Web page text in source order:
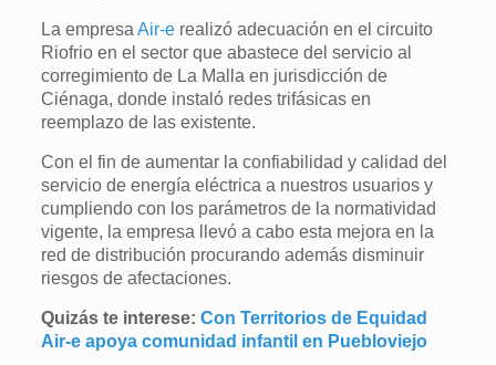
La empresaAir-e realizó adecuación en el circuito
Riofrio en el sector que abastece del servicio al
corregimiento de La Malla en jurisdicción de
Ciénaga, donde instaló redes trifásicas en
reemplazo de las existente.
Con el fin de aumentar la confiabilidad y calidad del
servicio de energía eléctrica a nuestros usuarios y
cumpliendo con los parámetros de la normatividad
vigente, la empresa llevó a cabo esta mejora en la
red de distribución procurando además disminuir
riesgos de afectaciones.
Quizás te interese:Con Territorios de Equidad
Air-e apoya comunidad infantil en Puebloviejo